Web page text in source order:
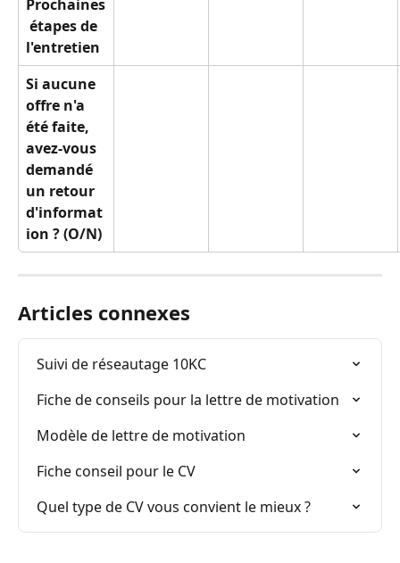
Prochaines
étapes de
l'entretien
Si aucune
offre n'a
été faite,
avez-vous
demandé
un retour
d'informat
ion ? (O/N)
Articles connexes
Suivi de réseautage 10KC
Fiche de conseils pour la lettre de motivation
Modèle de lettre de motivation
Fiche conseil pour le CV
Quel type de CV vous convient le mieux ?